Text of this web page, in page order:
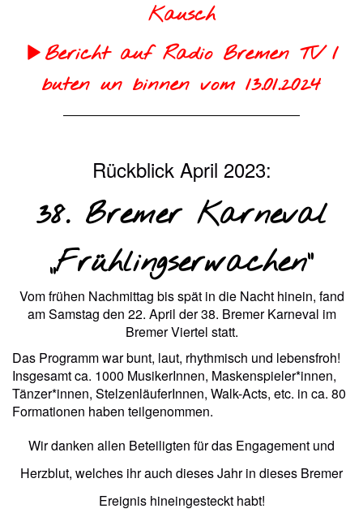
Kausch
Bericht auf Radio Bremen TV /
buten un binnen vom 13.01.2024
Rückblick April 2023:
38. Bremer Karneval
„Frühlingserwachen“
Vom frühen Nachmittag bis spät in die Nacht hinein, fand
am Samstag den 22. April der 38. Bremer Karneval im
Bremer Viertel statt.
Das Programm war bunt, laut, rhythmisch und lebensfroh!
Insgesamt ca. 1000 MusikerInnen, Maskenspieler*innen,
Tänzer*innen, StelzenläuferInnen, Walk-Acts, etc. in ca. 80
Formationen haben teilgenommen.
Wir danken allen Beteiligten für das Engagement und
Herzblut, welches ihr auch dieses Jahr in dieses Bremer
Ereignis hineingesteckt habt!